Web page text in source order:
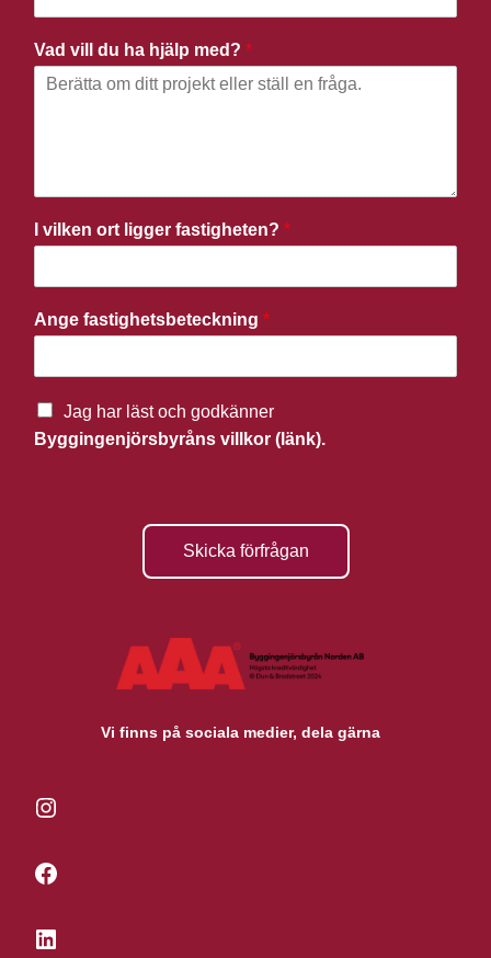
Vad vill du ha hjälp med? *
I vilken ort ligger fastigheten? *
Ange fastighetsbeteckning *
Jag har läst och godkänner
Byggingenjörsbyråns villkor (länk).
Skicka förfrågan
Vi finns på sociala medier, dela gärna
Instagram
Facebook
LinkedIn